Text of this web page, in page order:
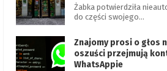
Żabka potwierdziła
do części swojego…
Znajomy prosi o głos
oszuści przejmują
WhatsAppie